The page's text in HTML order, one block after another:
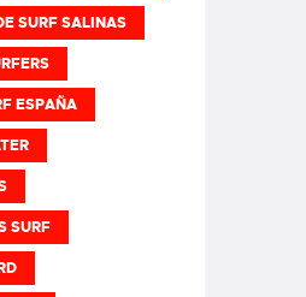
SURF SALINAS
ESPAÑA
SURF